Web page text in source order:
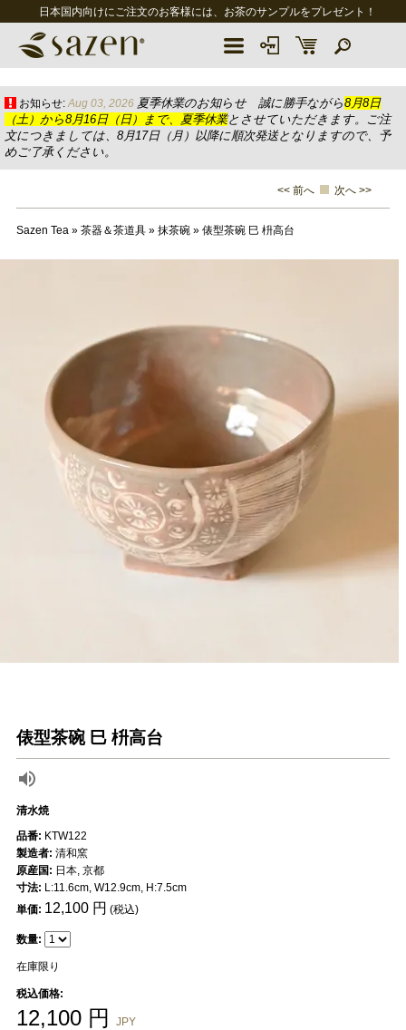
日本国内向けにご注文のお客様には、お茶のサンプルをプレゼント！
お知らせ: Aug 03, 2026 夏季休業のお知らせ 誠に勝手ながら8月8日
（土）から8月16日（日）まで、夏季休業とさせていただきます。ご注
文につきましては、8月17日（月）以降に順次発送となりますので、予
めご了承ください。
<< 前へ 次へ >>
Sazen Tea» 茶器＆茶道具» 抹茶碗» 俵型茶碗 巳 枡高台
俵型茶碗 巳 枡高台
清水焼
品番: KTW122
製造者: 清和窯
原産国: 日本, 京都
寸法: L:11.6cm, W12.9cm, H:7.5cm
単価: 12,100円 (税込)
数量:
在庫限り
税込価格:
12,100円 JPY